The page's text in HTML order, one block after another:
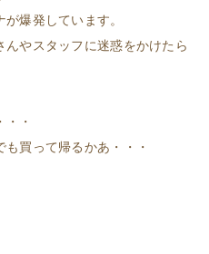
爆発しています。
やスタッフに迷惑をかけたら
・
買って帰るかあ・・・